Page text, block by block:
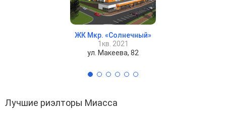
ЖК Мкр. «Солнечный»
1кв. 2021
ул. Макеева, 82
Лучшие риэлторы Миасса